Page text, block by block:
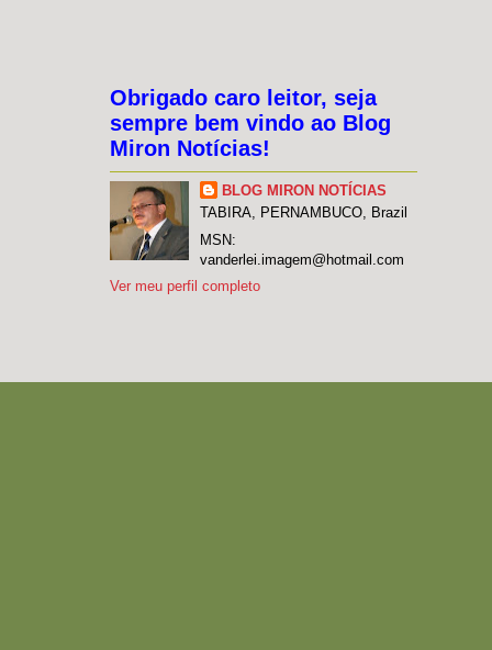
Obrigado caro leitor, seja
sempre bem vindo ao Blog
Miron Notícias!
BLOG MIRON NOTÍCIAS
TABIRA, PERNAMBUCO, Brazil
MSN:
vanderlei.imagem@hotmail.com
Ver meu perfil completo